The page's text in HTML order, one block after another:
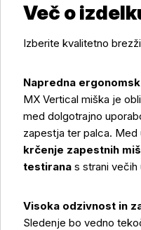
Več o
Izberite kvalitetno
Napredna
MX Vertical miška je
med dolgotrajno
zapestja ter palca. Med
krčenje zapestnih
testirana s strani
Visoka odzivnost in
Sledenje bo vedno